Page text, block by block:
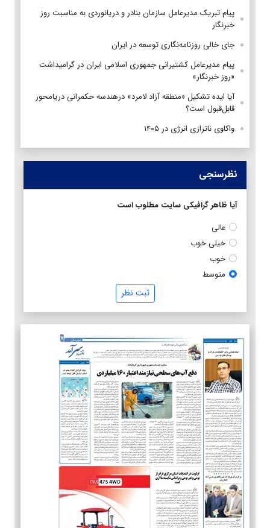
پیام تبریک مدیرعامل سازمان بنادر و دریانوردی به مناسبت روز
خبرنگار
جای خالی روزنامه‌نگاری توسعه در ایران
پیام مدیرعامل کشتیرانی جمهوری اسلامی ایران در گرامیداشت
«روز خبرنگار»
آیا ایده تشکیل «منطقه آزاد لامرد» درهندسه حکمرانی دریامحور
قابل‌قبول است؟
واکاوی ناترازی انرژی در ۱۴۰۵
نظرسنجی
آیا ظاهر گرافیکی سایت مطلوب است
عالی
خیلی خوب
خوب
متوسط
ثبت نظر